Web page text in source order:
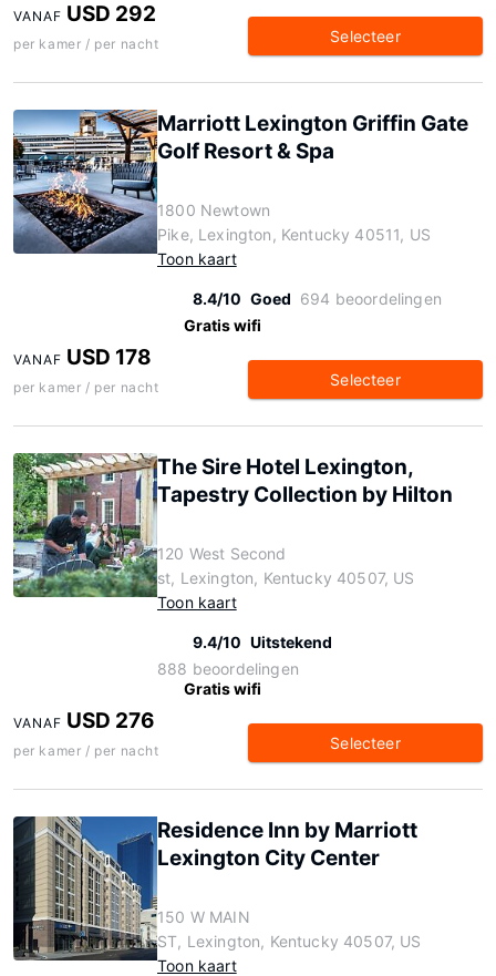
VANAF USD 292
per kamer / per nacht Selecteer
Marriott Lexington Griffin Gate
Golf Resort & Spa
1800 Newtown
Pike, Lexington, Kentucky 40511, US
Toon kaart
8.4/10 Goed 694 beoordelingen
Gratis wifi
VANAF USD 178
per kamer / per nacht Selecteer
The Sire Hotel Lexington,
Tapestry Collection by Hilton
120 West Second
st, Lexington, Kentucky 40507, US
Toon kaart
9.4/10 Uitstekend
888 beoordelingen
Gratis wifi
VANAF USD 276
per kamer / per nacht Selecteer
Residence Inn by Marriott
Lexington City Center
150 W MAIN
ST, Lexington, Kentucky 40507, US
Toon kaart